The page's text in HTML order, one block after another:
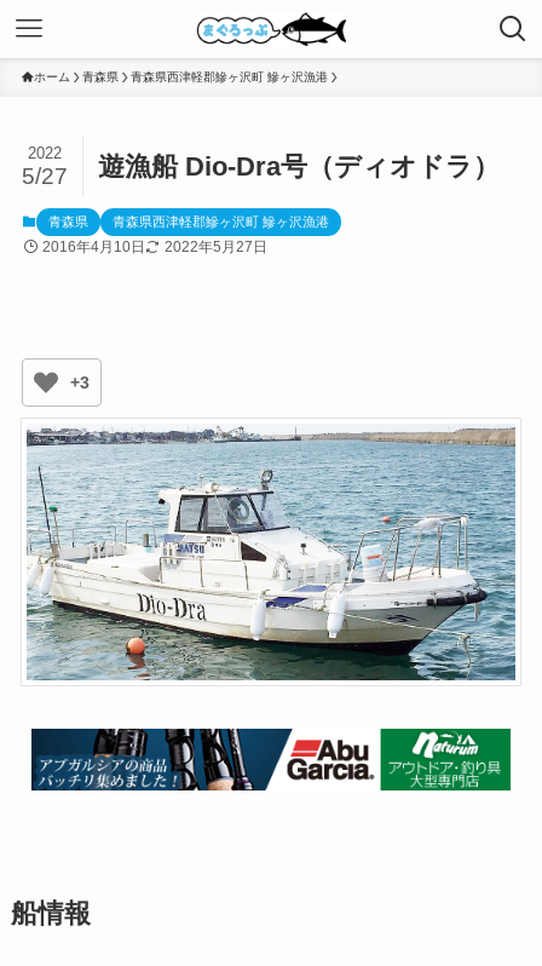
ホーム 青森県 青森県西津軽郡鰺ヶ沢町 鰺ヶ沢漁港
遊漁船 Dio-Dra号（ディオドラ）
2022
5/27
青森県 青森県西津軽郡鰺ヶ沢町 鰺ヶ沢漁港
2016年4月10日 2022年5月27日
+3
船情報